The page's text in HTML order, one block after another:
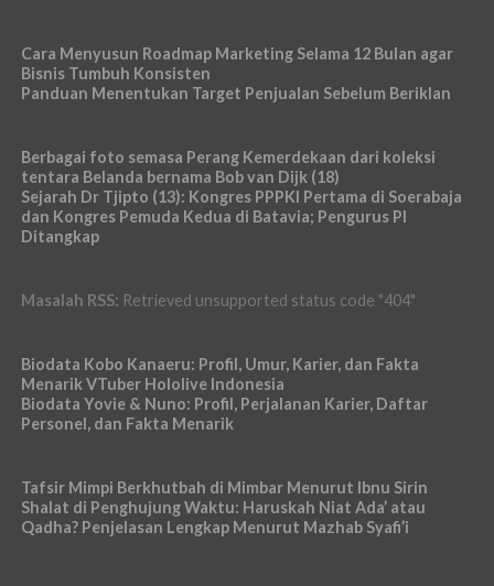
Cara Menyusun Roadmap Marketing Selama 12 Bulan agar
Bisnis Tumbuh Konsisten
Panduan Menentukan Target Penjualan Sebelum Beriklan
Berbagai foto semasa Perang Kemerdekaan dari koleksi
tentara Belanda bernama Bob van Dijk (18)
Sejarah Dr Tjipto (13): Kongres PPPKI Pertama di Soerabaja
dan Kongres Pemuda Kedua di Batavia; Pengurus PI
Ditangkap
Masalah RSS: Retrieved unsupported status code "404"
Biodata Kobo Kanaeru: Profil, Umur, Karier, dan Fakta
Menarik VTuber Hololive Indonesia
Biodata Yovie & Nuno: Profil, Perjalanan Karier, Daftar
Personel, dan Fakta Menarik
Tafsir Mimpi Berkhutbah di Mimbar Menurut Ibnu Sirin
Shalat di Penghujung Waktu: Haruskah Niat Ada’ atau
Qadha? Penjelasan Lengkap Menurut Mazhab Syafi’i